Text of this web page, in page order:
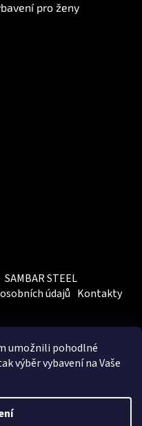
umožnili pohodlné
výběr vybavení na Vaše
pro ženy
SAMBAR STEEL
údajů Kontakty